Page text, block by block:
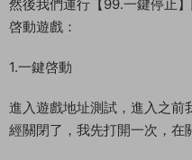
然後我們運行【99.一鍵停止
啓動遊戲：
1.一鍵啓動
進入遊戲地址測試，進入之前
經關閉了，我先打開一次，在